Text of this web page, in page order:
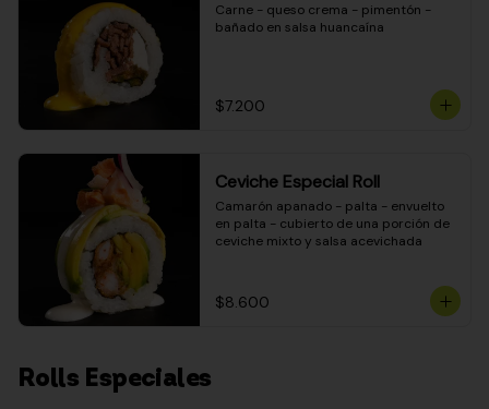
Carne - queso crema - pimentón -
bañado en salsa huancaína
$7.200
Ceviche Especial Roll
Camarón apanado - palta - envuelto
en palta - cubierto de una porción de
ceviche mixto y salsa acevichada
$8.600
Rolls Especiales